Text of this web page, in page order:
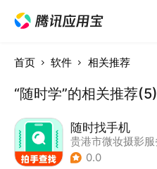
首页 软件 相关推荐
“随时学”的相关推荐(5)
随时找手机
0.0